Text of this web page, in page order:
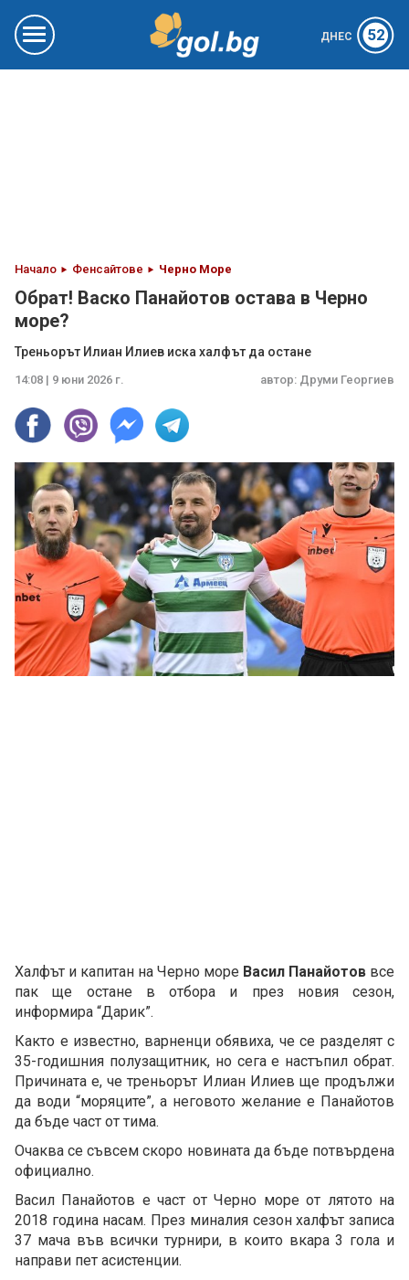
ДНЕС 52
Начало Фенсайтове Черно Море
Обрат! Васко Панайотов остава в Черно
море?
Треньорът Илиан Илиев иска халфът да остане
14:08 | 9 юни 2026 г. автор: Друми Георгиев
Халфът и капитан на Черно море Васил Панайотов все
пак ще остане в отбора и през новия сезон,
информира “Дарик”.
Както е известно, варненци обявиха, че се разделят с
35-годишния полузащитник, но сега е настъпил обрат.
Причината е, че треньорът Илиан Илиев ще продължи
да води “моряците”, а неговото желание е Панайотов
да бъде част от тима.
Очаква се съвсем скоро новината да бъде потвърдена
официално.
Васил Панайотов е част от Черно море от лятото на
2018 година насам. През миналия сезон халфът записа
37 мача във всички турнири, в които вкара 3 гола и
направи пет асистенции.